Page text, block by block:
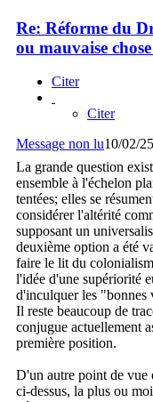
Re: Réforme du
ou mauvaise
Citer
Citer
Message non lu10/02/
La grande question
ensemble à l'échelon
tentées; elles se
considérer l'altérité
supposant un
deuxième option a été
faire le lit du
l'idée d'une supériorité
d'inculquer les "bonnes
Il reste beaucoup de
conjugue actuellement
première position.
D'un autre point de vue
ci-dessus, la plus ou